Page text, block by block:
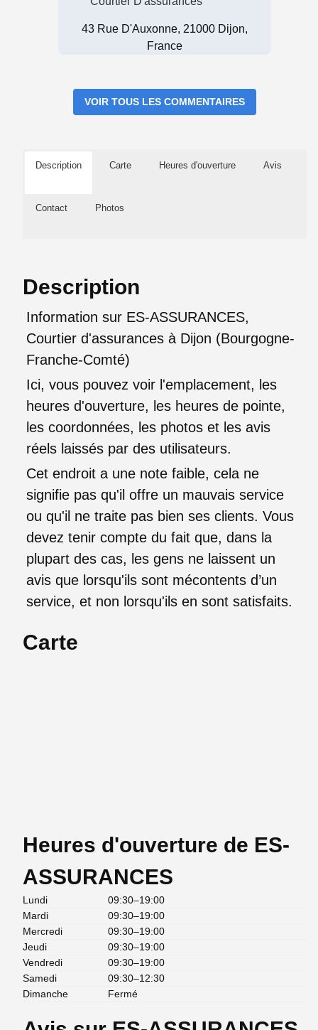
43 Rue D'Auxonne, 21000 Dijon,
France
VOIR TOUS LES COMMENTAIRES
Description Carte Heures d'ouverture Avis
Contact Photos
Description
Information sur ES-ASSURANCES,
Courtier d'assurances à Dijon (Bourgogne-
Franche-Comté)
Ici, vous pouvez voir l'emplacement, les
heures d'ouverture, les heures de pointe,
les coordonnées, les photos et les avis
réels laissés par des utilisateurs.
Cet endroit a une note faible, cela ne
signifie pas qu'il offre un mauvais service
ou qu'il ne traite pas bien ses clients. Vous
devez tenir compte du fait que, dans la
plupart des cas, les gens ne laissent un
avis que lorsqu'ils sont mécontents d’un
service, et non lorsqu'ils en sont satisfaits.
Carte
Heures d'ouverture de ES-
ASSURANCES
Lundi
09:30–19:00
Mardi
09:30–19:00
Mercredi
09:30–19:00
Jeudi
09:30–19:00
Vendredi
09:30–19:00
Samedi
09:30–12:30
Dimanche
Fermé